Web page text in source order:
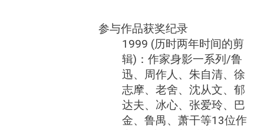
参与作品获奖纪录
1999 (历时两年时间的剪
辑)：作家身影一系列/鲁
迅、周作人、朱自清、徐
志摩、老舍、沈从文、郁
达夫、冰心、张爱玲、巴
金、鲁禺、萧干等13位作